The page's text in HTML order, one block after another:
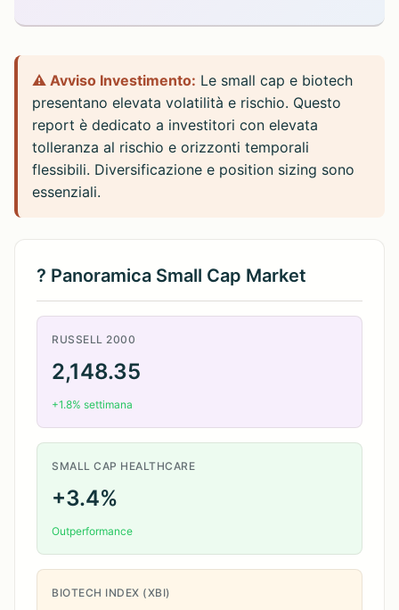
⚠️ Avviso Investimento: Le small cap e biotech
presentano elevata volatilità e rischio. Questo
report è dedicato a investitori con elevata
tolleranza al rischio e orizzonti temporali
flessibili. Diversificazione e position sizing sono
essenziali.
? Panoramica Small Cap Market
RUSSELL 2000
2,148.35
+1.8% settimana
SMALL CAP HEALTHCARE
+3.4%
Outperformance
BIOTECH INDEX (XBI)